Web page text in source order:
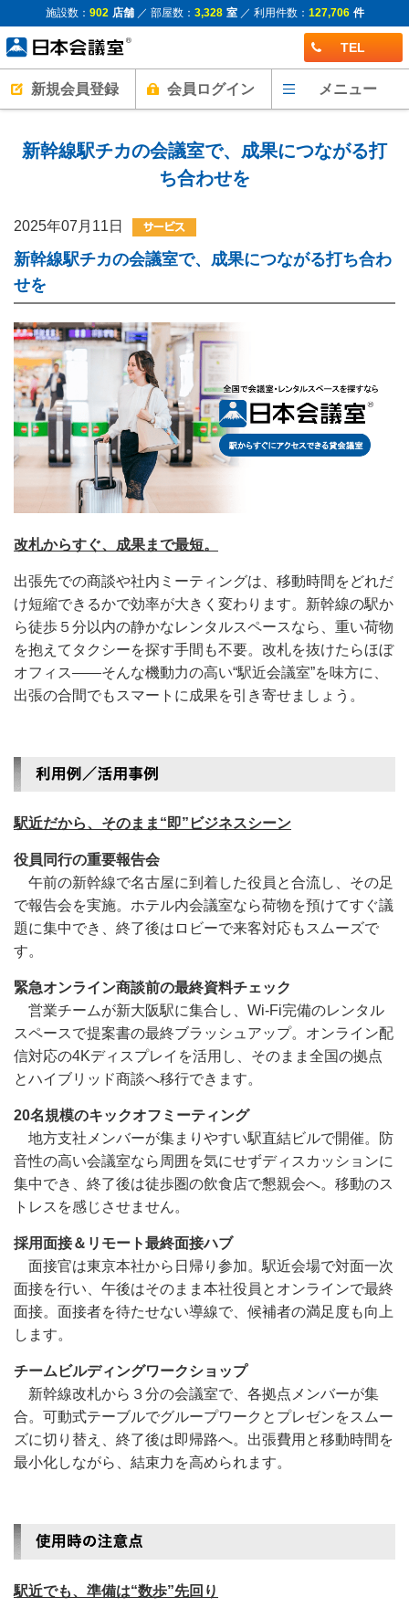
施設数： 902 店舗／ 部屋数： 3,328 室／ 利用件数： 127,706 件
TEL
新規会員登録 会員ログイン メニュー
新幹線駅チカの会議室で、成果につながる打
ち合わせを
2025年07月11日
新幹線駅チカの会議室で、成果につながる打ち合わ
せを
改札からすぐ、成果まで最短。
出張先での商談や社内ミーティングは、移動時間をどれだ
け短縮できるかで効率が大きく変わります。新幹線の駅か
ら徒歩５分以内の静かなレンタルスペースなら、重い荷物
を抱えてタクシーを探す手間も不要。改札を抜けたらほぼ
オフィス――そんな機動力の高い“駅近会議室”を味方に、
出張の合間でもスマートに成果を引き寄せましょう。
駅近だから、そのまま“即”ビジネスシーン
役員同行の重要報告会
午前の新幹線で名古屋に到着した役員と合流し、その足
で報告会を実施。ホテル内会議室なら荷物を預けてすぐ議
題に集中でき、終了後はロビーで来客対応もスムーズで
す。
緊急オンライン商談前の最終資料チェック
営業チームが新大阪駅に集合し、Wi-Fi完備のレンタル
スペースで提案書の最終ブラッシュアップ。オンライン配
信対応の4Kディスプレイを活用し、そのまま全国の拠点
とハイブリッド商談へ移行できます。
20名規模のキックオフミーティング
地方支社メンバーが集まりやすい駅直結ビルで開催。防
音性の高い会議室なら周囲を気にせずディスカッションに
集中でき、終了後は徒歩圏の飲食店で懇親会へ。移動のス
トレスを感じさせません。
採用面接＆リモート最終面接ハブ
面接官は東京本社から日帰り参加。駅近会場で対面一次
面接を行い、午後はそのまま本社役員とオンラインで最終
面接。面接者を待たせない導線で、候補者の満足度も向上
します。
チームビルディングワークショップ
新幹線改札から３分の会議室で、各拠点メンバーが集
合。可動式テーブルでグループワークとプレゼンをスムー
ズに切り替え、終了後は即帰路へ。出張費用と移動時間を
最小化しながら、結束力を高められます。
駅近でも、準備は“数歩”先回り